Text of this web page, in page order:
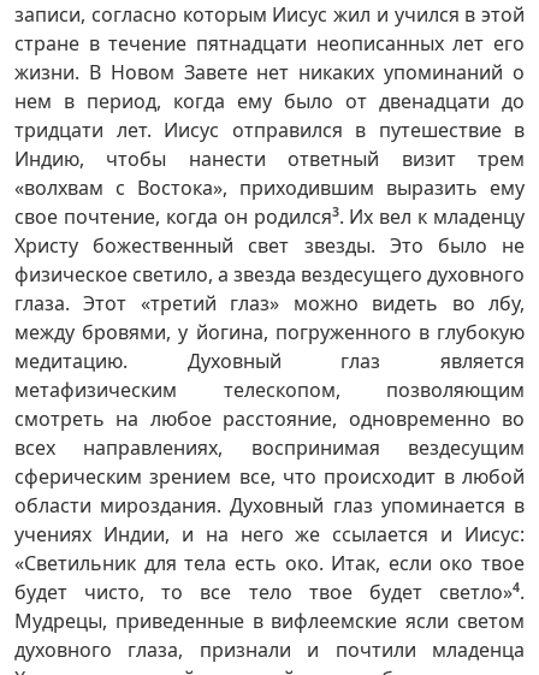
записи, согласно которым Иисус жил и учился в этой
стране в течение пятнадцати неописанных лет его
жизни. В Новом Завете нет никаких упоминаний о
нем в период, когда ему было от двенадцати до
тридцати лет. Иисус отправился в путешествие в
Индию, чтобы нанести ответный визит трем
«волхвам с Востока», приходившим выразить ему
свое почтение, когда он родился3. Их вел к младенцу
Христу божественный свет звезды. Это было не
физическое светило, а звезда вездесущего духовного
глаза. Этот «третий глаз» можно видеть во лбу,
между бровями, у йогина, погруженного в глубокую
медитацию. Духовный глаз является
метафизическим телескопом, позволяющим
смотреть на любое расстояние, одновременно во
всех направлениях, воспринимая вездесущим
сферическим зрением все, что происходит в любой
области мироздания. Духовный глаз упоминается в
учениях Индии, и на него же ссылается и Иисус:
«Светильник для тела есть око. Итак, если око твое
будет чисто, то все тело твое будет светло»4.
Мудрецы, приведенные в вифлеемские ясли светом
духовного глаза, признали и почтили младенца